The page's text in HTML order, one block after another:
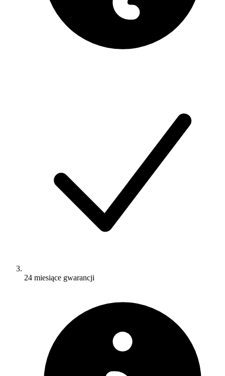
24 miesiące gwarancji